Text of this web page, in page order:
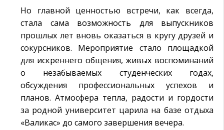
Но главной ценностью встречи, как всегда,
стала сама возможность для выпускников
прошлых лет вновь оказаться в кругу друзей и
сокурсников. Мероприятие стало площадкой
для искреннего общения, живых воспоминаний
о незабываемых студенческих годах,
обсуждения профессиональных успехов и
планов. Атмосфера тепла, радости и гордости
за родной университет царила на базе отдыха
«Валикас» до самого завершения вечера.